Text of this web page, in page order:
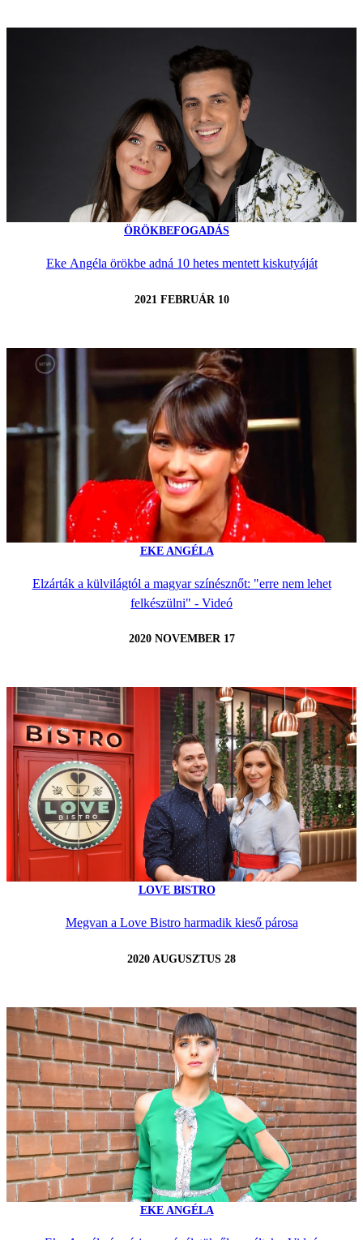
ÖRÖKBEFOGADÁS
Eke Angéla örökbe adná 10 hetes mentett kiskutyáját
2021 FEBRUÁR 10
EKE ANGÉLA
Elzárták a külvilágtól a magyar színésznőt: "erre nem lehet
felkészülni" - Videó
2020 NOVEMBER 17
LOVE BISTRO
Megvan a Love Bistro harmadik kieső párosa
2020 AUGUSZTUS 28
EKE ANGÉLA